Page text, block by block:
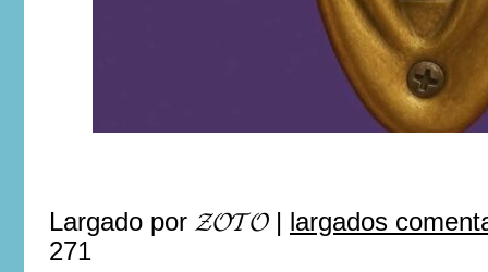
Largado por 𝓩𝓞𝓣𝓞| largados
271